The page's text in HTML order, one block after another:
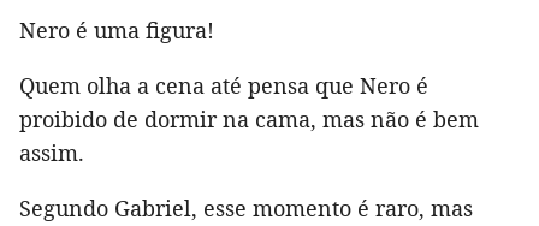
Nero é uma figura!
Quem olha a cena até pensa que Nero é
proibido de dormir na cama, mas não é bem
assim.
Segundo Gabriel, esse momento é raro, mas